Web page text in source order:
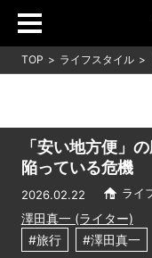
TOP ライフスタイル
「安い地方便」
陥っている危機
2026.02.22 ライ
澤田真一 (ライター)
#旅行
#澤田真一